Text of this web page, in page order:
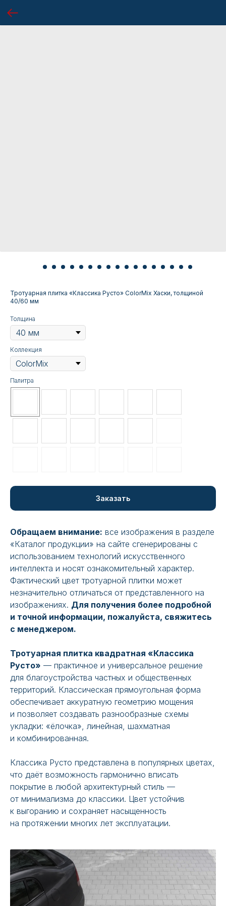
Тротуарная плитка «Классика Русто» ColorMix Хаски, толщиной
40/60 мм
Толщина
Коллекция
Палитра
Заказать
Обращаем внимание: все изображения в разделе
«Каталог продукции» на сайте сгенерированы с
использованием технологий искусственного
интеллекта и носят ознакомительный характер.
Фактический цвет тротуарной плитки может
незначительно отличаться от представленного на
изображениях. Для получения более подробной
и точной информации, пожалуйста, свяжитесь
с менеджером.
Тротуарная плитка квадратная «Классика
Русто» — практичное и универсальное решение
для благоустройства частных и общественных
территорий. Классическая прямоугольная форма
обеспечивает аккуратную геометрию мощения
и позволяет создавать разнообразные схемы
укладки: «ёлочка», линейная, шахматная
и комбинированная.
Классика Русто представлена в популярных цветах,
что даёт возможность гармонично вписать
покрытие в любой архитектурный стиль —
от минимализма до классики. Цвет устойчив
к выгоранию и сохраняет насыщенность
на протяжении многих лет эксплуатации.